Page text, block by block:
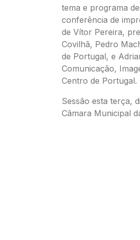
tema e programa
conferência de
de Vítor Pereira,
Covilhã, Pedro
de Portugal, e
Comunicação,
Centro de Portugal.
Sessão esta terça,
Câmara Municipal